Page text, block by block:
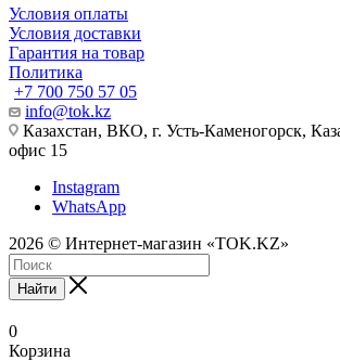
Условия оплаты
Условия доставки
Гарантия на товар
Политика
+7 700 750 57 05
info@tok.kz
Казахстан, ВКО, г. Усть-Каменогорск,
офис 15
Instagram
WhatsApp
2026 © Интернет-магазин «TOK.KZ»
Найти
0
Корзина